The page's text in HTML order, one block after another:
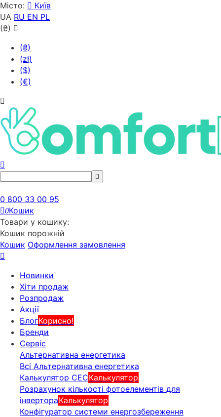
Місто:
Київ
UA RU EN PL
(₴)
(₴)
(zł)
($)
(€)
0 800 33 00 95
0Кошик
Товари у кошику:
Кошик порожній
Кошик Оформлення замовлення
Новинки
Хіти продаж
Розпродаж
Акції
БлогКорисно!
Бренди
Сервіс
Альтернативна енергетика
Всі Альтернативна енергетика
Калькулятор СЕСКалькулятор
Розрахунок кількості фотоелементів для
інвертораКалькулятор
Конфігуратор системи енергозбереження